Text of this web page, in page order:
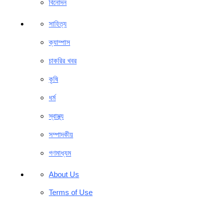
বিনোদন
সাহিত্য
ক্যাম্পাস
চাকরির খবর
কৃষি
ধর্ম
স্বাস্থ্য
সম্পাদকীয়
গণমাধ্যম
About Us
Terms of Use